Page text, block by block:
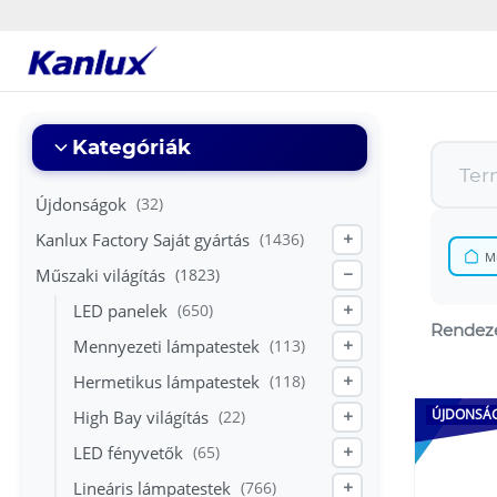
Strona
Kanlux
Kategóriák
Újdonságok (32)
Kanlux Factory Saját gyártás (1436) +
Műszaki világítás (1823) −
LED panelek (650) +
Mennyezeti lámpatestek (113) +
Hermetikus lámpatestek (118) +
High Bay világítás (22) +
LED fényvetők (65) +
Lineáris lámpatestek (766) +